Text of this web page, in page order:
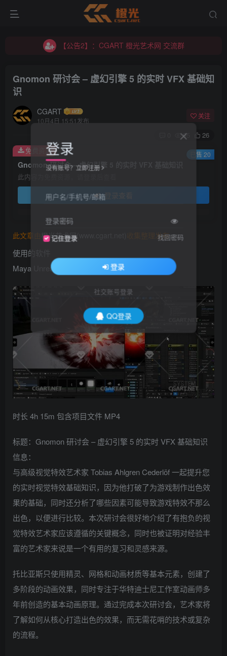
【公告2】：CGART 橙光艺术网 交流群
【公告2】：CGART 橙光艺术网 交流群
Gnomon 研讨会 – 虚幻引擎 5 的实时 VFX 基础知
识
CGART
10月4日 15:51发布
关注
95 26
Gnomon 研讨会 – 虚幻引擎 5 的实时 VFX 基础知识
此内容为免费资源，请登录后查看
登录查看
免费资源 已售 20
此文章由 橙光艺术网(www.cgart.net) 收集整理发布
使用的软件
Maya Unreal Photoshop
时长 4h 15m 包含项目文件 MP4
标题：Gnomon 研讨会 – 虚幻引擎 5 的实时 VFX 基础知识
信息：
与高级视觉特效艺术家 Tobias Ahlgren Cederlöf 一起提升您
的实时视觉特效基础知识，因为他打破了为游戏制作出色效
果的基础，同时还分析了哪些因素可能导致游戏特效不那么
出色，以便进行比较。本次研讨会很好地介绍了有抱负的视
觉特效艺术家应该遵循的关键概念，同时也被证明对经验丰
富的艺术家来说是一个有用的复习和灵感来源。
托比亚斯只使用精灵、网格和动画材质等基本元素，创建了
多阶段的动画效果，同时专注于华特迪士尼工作室动画师多
年前创造的基本动画原理。通过完成本次研讨会，艺术家将
了解如何从核心打造出色的效果，而无需花哨的技术或复杂
的流程。
登录
没有账号？立即注册
用户名/手机号/邮箱
登录密码
记住登录 找回密码
登录
社交账号登录
QQ登录